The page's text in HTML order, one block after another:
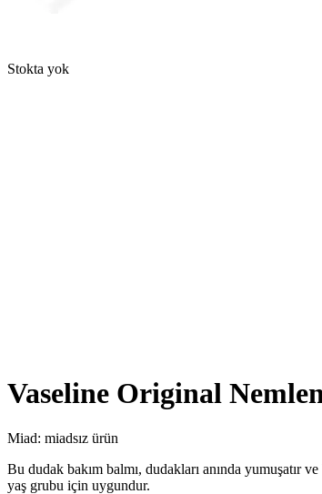
Stokta yok
Vaseline Original
Miad: miadsız ürün
Bu dudak bakım balmı, dudakları anında yumuşatır
yaş grubu için uygundur.